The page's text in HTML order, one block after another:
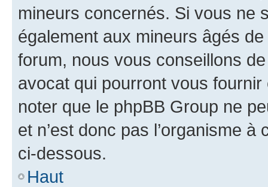
mineurs concernés. Si vous ne
également aux mineurs âgés
forum, nous vous conseillons
avocat qui pourront vous
noter que le phpBB Group ne
et n’est donc pas l’organisme
ci-dessous.
Haut